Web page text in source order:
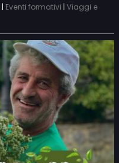
| Eventi formativi | Viaggi e